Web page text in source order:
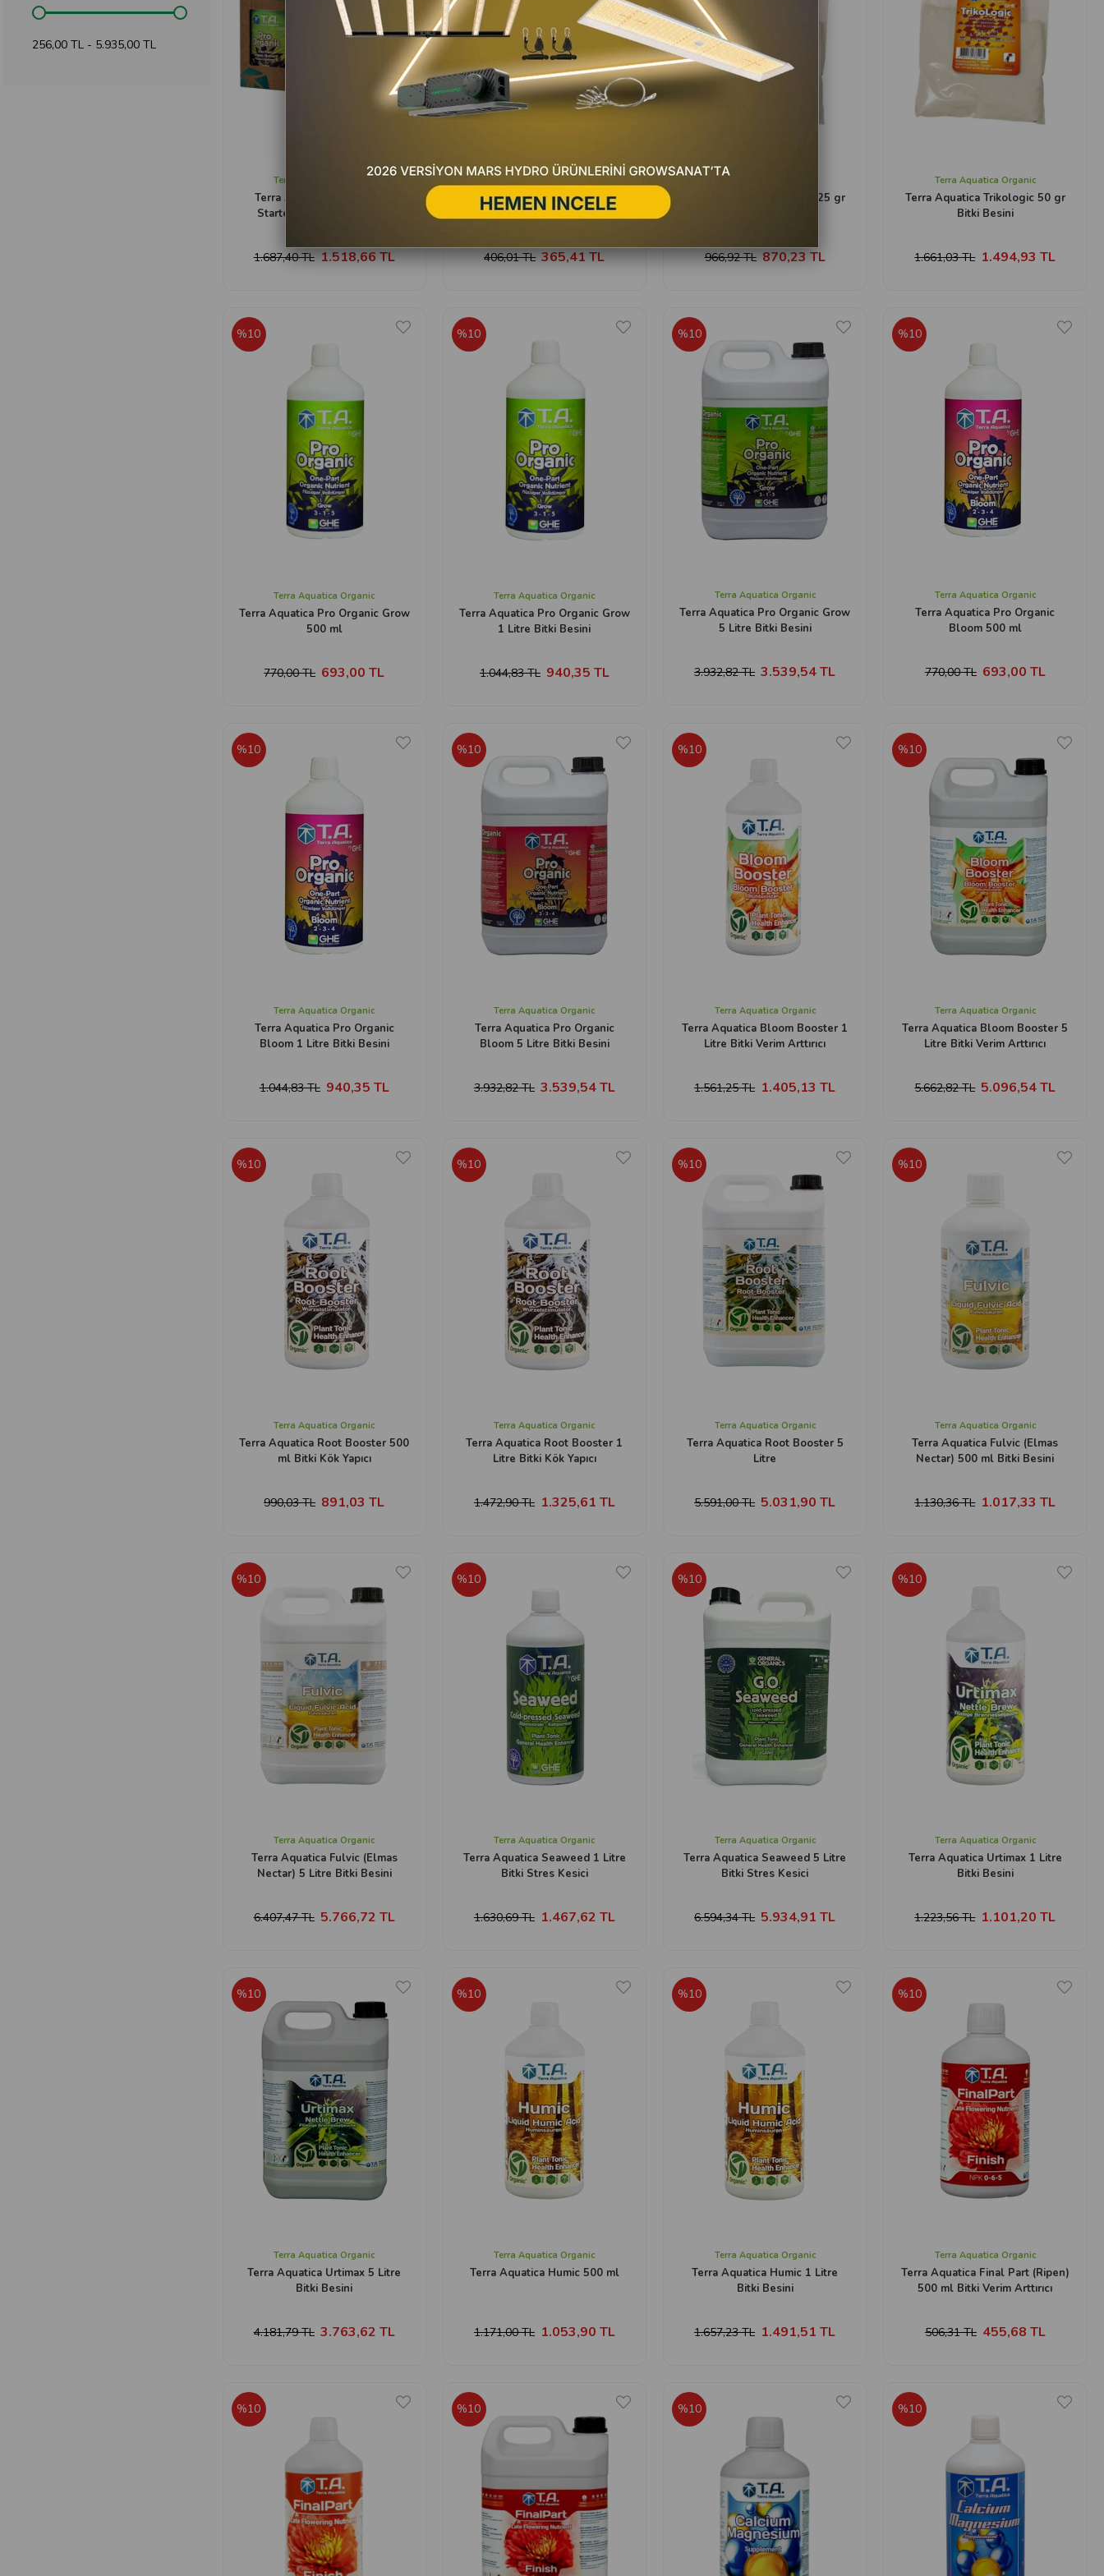
256,00 TL - 5.935,00 TL
Terra Aquatica Organic
Terra Aquatica Pro Organic
Starter Kit Bitki Besin Seti
1.518,66 TL
1.687,40 TL
Terra Aquatica Organic
Terra Aquatica Trikologic 10 gr
365,41 TL
406,01 TL
Terra Aquatica Organic
Terra Aquatica Trikologic 25 gr
870,23 TL
966,92 TL
Terra Aquatica Organic
Terra Aquatica Trikologic 50 gr
Bitki Besini
1.494,93 TL
1.661,03 TL
Terra Aquatica Organic
Terra Aquatica Pro Organic Grow
500 ml
693,00 TL
770,00 TL
%10
Terra Aquatica Organic
Terra Aquatica Pro Organic Grow
1 Litre Bitki Besini
940,35 TL
1.044,83 TL
%10
Terra Aquatica Organic
Terra Aquatica Pro Organic Grow
5 Litre Bitki Besini
3.539,54 TL
3.932,82 TL
%10
Terra Aquatica Organic
Terra Aquatica Pro Organic
Bloom 500 ml
693,00 TL
770,00 TL
%10
Terra Aquatica Organic
Terra Aquatica Pro Organic
Bloom 1 Litre Bitki Besini
940,35 TL
1.044,83 TL
%10
Terra Aquatica Organic
Terra Aquatica Pro Organic
Bloom 5 Litre Bitki Besini
3.539,54 TL
3.932,82 TL
%10
Terra Aquatica Organic
Terra Aquatica Bloom Booster 1
Litre Bitki Verim Arttırıcı
1.405,13 TL
1.561,25 TL
%10
Terra Aquatica Organic
Terra Aquatica Bloom Booster 5
Litre Bitki Verim Arttırıcı
5.096,54 TL
5.662,82 TL
%10
Terra Aquatica Organic
Terra Aquatica Root Booster 500
ml Bitki Kök Yapıcı
891,03 TL
990,03 TL
%10
Terra Aquatica Organic
Terra Aquatica Root Booster 1
Litre Bitki Kök Yapıcı
1.325,61 TL
1.472,90 TL
%10
Terra Aquatica Organic
Terra Aquatica Root Booster 5
Litre
5.031,90 TL
5.591,00 TL
%10
Terra Aquatica Organic
Terra Aquatica Fulvic (Elmas
Nectar) 500 ml Bitki Besini
1.017,33 TL
1.130,36 TL
%10
Terra Aquatica Organic
Terra Aquatica Fulvic (Elmas
Nectar) 5 Litre Bitki Besini
5.766,72 TL
6.407,47 TL
%10
Terra Aquatica Organic
Terra Aquatica Seaweed 1 Litre
Bitki Stres Kesici
1.467,62 TL
1.630,69 TL
%10
Terra Aquatica Organic
Terra Aquatica Seaweed 5 Litre
Bitki Stres Kesici
5.934,91 TL
6.594,34 TL
%10
Terra Aquatica Organic
Terra Aquatica Urtimax 1 Litre
Bitki Besini
1.101,20 TL
1.223,56 TL
%10
Terra Aquatica Organic
Terra Aquatica Urtimax 5 Litre
Bitki Besini
3.763,62 TL
4.181,79 TL
%10
Terra Aquatica Organic
Terra Aquatica Humic 500 ml
1.053,90 TL
1.171,00 TL
%10
Terra Aquatica Organic
Terra Aquatica Humic 1 Litre
Bitki Besini
1.491,51 TL
1.657,23 TL
%10
Terra Aquatica Organic
Terra Aquatica Final Part (Ripen)
500 ml Bitki Verim Arttırıcı
455,68 TL
506,31 TL
%10
%10 %10 %10 %10